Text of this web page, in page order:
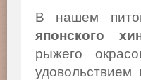
В нашем
японского
рыжего